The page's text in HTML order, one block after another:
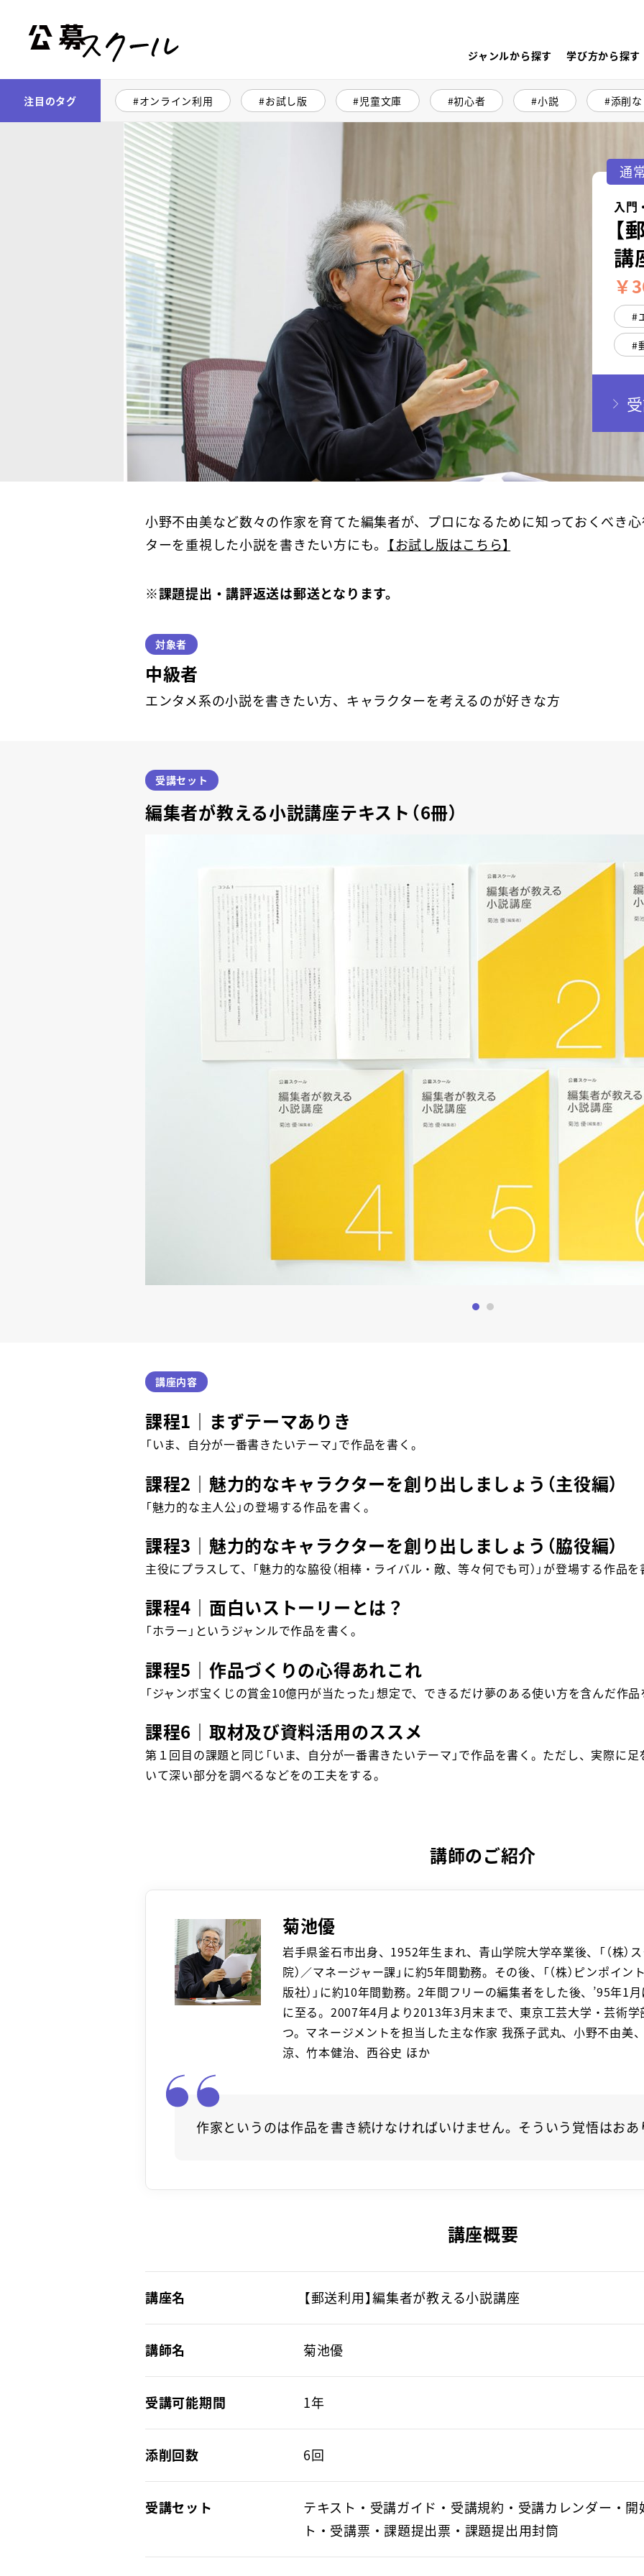
公募スクール
ジャンルから探す 学び方から探す
注目のタグ オンライン利用 お試し版 児童文庫 初心者 小説 添削
通
入門
【
講
￥
小野不由美など数々の作家を育てた編集者が、プロになるために知っておくべき
ターを重視した小説を書きたい方にも。 【お試し版はこちら】
※課題提出・講評返送は郵送となります。
対象者
中級者
エンタメ系の小説を書きたい方、キャラクターを考えるのが好きな方
受講セット
編集者が教える小説講座テキスト（6冊）
講座内容
課程1｜まずテーマありき
「いま、自分が一番書きたいテーマ」で作品を書く。
課程2｜魅力的なキャラクターを創り出しましょう（主役編）
「魅力的な主人公」の登場する作品を書く。
課程3｜魅力的なキャラクターを創り出しましょう（脇役編）
主役にプラスして、「魅力的な脇役（相棒・ライバル・敵、等々何でも可）」が登場する作品
課程4｜面白いストーリーとは？
「ホラー」というジャンルで作品を書く。
課程5｜作品づくりの心得あれこれ
「ジャンボ宝くじの賞金10億円が当たった」想定で、できるだけ夢のある使い方を含んだ作
課程6｜取材及び資料活用のススメ
第１回目の課題と同じ「いま、自分が一番書きたいテーマ」で作品を書く。ただし、実際に
いて深い部分を調べるなどをの工夫をする。
講師のご紹介
菊池優
岩手県釜石市出身、1952年生まれ、青山学院大学卒業後、「（株）
院）／マネージャー課」に約5年間勤務。その後、「（株）ピンポイ
版社）」に約10年間勤務。2年間フリーの編集者をした後、’95年1月
に至る。2007年4月より2013年3月末まで、東京工芸大学・芸術
つ。マネージメントを担当した主な作家 我孫子武丸、小野不由美
涼、竹本健治、西谷史 ほか
作家というのは作品を書き続けなければいけません。そういう覚悟はお
講座概要
講座名 【郵送利用】編集者が教える小説講座
講師名 菊池優
受講可能期間 1年
添削回数 6回
受講セット
テキスト・受講ガイド・受講規約・受講カレンダー・
ト・受講票・課題提出票・課題提出用封筒